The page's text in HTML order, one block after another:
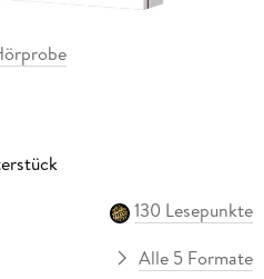
130 Lesepunkte
Alle 5 Formate